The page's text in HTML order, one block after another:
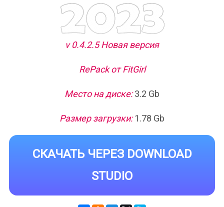
v 0.4.2.5 Новая версия
RePack от FitGirl
Место на диске:3.2 Gb
Размер загрузки:1.78 Gb
СКАЧАТЬ ЧЕРЕЗ DOWNLOAD
STUDIO